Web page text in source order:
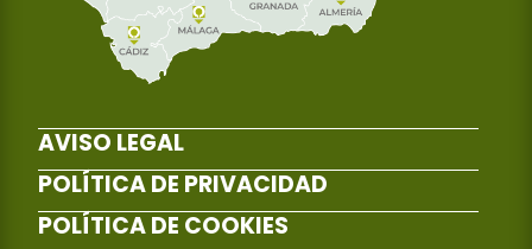
AVISO LEGAL
POLÍTICA DE PRIVACIDAD
POLÍTICA DE COOKIES